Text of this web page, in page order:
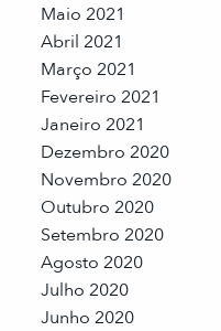
Maio 2021
Abril 2021
Março 2021
Fevereiro 2021
Janeiro 2021
Dezembro 2020
Novembro 2020
Outubro 2020
Setembro 2020
Agosto 2020
Julho 2020
Junho 2020